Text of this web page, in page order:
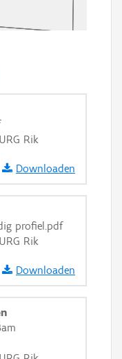
Rik
Downloaden
profiel.pdf
Rik
Downloaden